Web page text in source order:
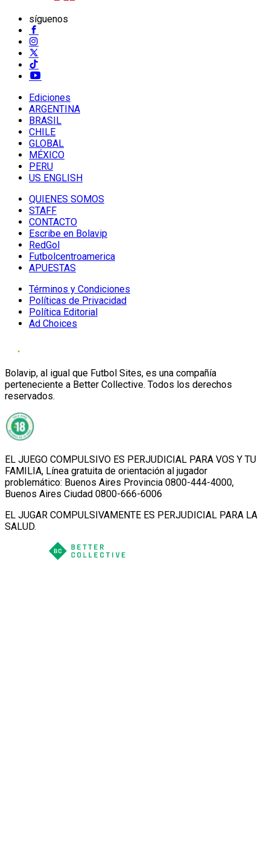
síguenos
Ediciones
ARGENTINA
BRASIL
CHILE
GLOBAL
MÉXICO
PERU
US ENGLISH
QUIENES SOMOS
STAFF
CONTACTO
Escribe en Bolavip
RedGol
Futbolcentroamerica
APUESTAS
Términos y Condiciones
Políticas de Privacidad
Política Editorial
Ad Choices
Bolavip, al igual que Futbol Sites, es una compañía
perteneciente a Better Collective. Todos los derechos
reservados.
EL JUEGO COMPULSIVO ES PERJUDICIAL PARA VOS Y TU
FAMILIA, Línea gratuita de orientación al jugador
problemático: Buenos Aires Provincia 0800-444-4000,
Buenos Aires Ciudad 0800-666-6006
EL JUGAR COMPULSIVAMENTE ES PERJUDICIAL PARA LA
SALUD.